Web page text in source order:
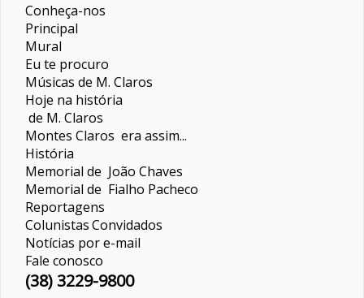
Conheça-nos
Principal
Mural
Eu te procuro
Músicas de M. Claros
Hoje na história
de M. Claros
Montes Claros era assim...
História
Memorial de João Chaves
Memorial de Fialho Pacheco
Reportagens
ColunistasConvidados
Notícias por e-mail
Fale conosco
(38) 3229-9800